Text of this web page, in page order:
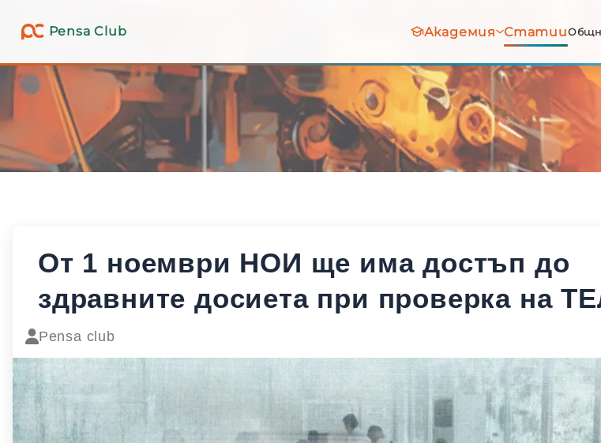
Pensa Club Академия Статии
От 1 ноември НОИ ще има достъп до
здравните досиета при проверка на
Pensa club